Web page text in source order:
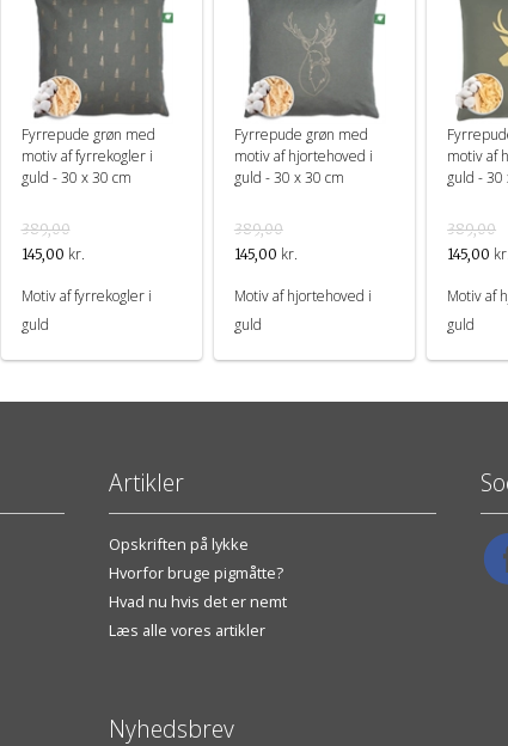
Fyrrepude grøn med
motiv af fyrrekogler i
guld - 30 x 30 cm
389,00
145,00 kr.
Motiv af fyrrekogler i
guld
Fyrrepude grøn med
motiv af hjortehoved i
guld - 30 x 30 cm
389,00
145,00 kr.
Motiv af hjortehoved i
guld
motiv af
guld - 30
389,00
145,00 kr.
Motiv af
guld
Artikler
Opskriften på lykke
Hvorfor bruge pigmåtte?
Hvad nu hvis det er nemt
Læs alle vores artikler
Nyhedsbrev